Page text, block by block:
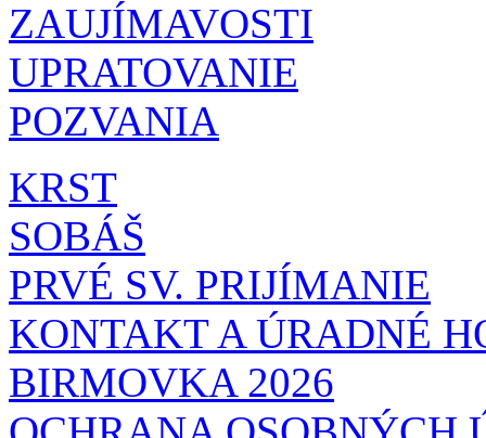
ZAUJÍMAVOSTI
UPRATOVANIE
POZVANIA
KRST
SOBÁŠ
PRVÉ SV. PRIJÍMANIE
KONTAKT A ÚRADNÉ
BIRMOVKA 2026